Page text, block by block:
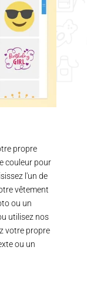
propre
couleur pour
l'un de
vêtement
ou un
utilisez nos
votre propre
ou un